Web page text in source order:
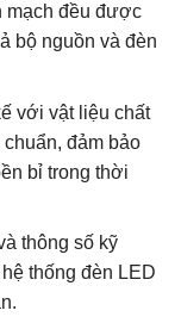
mạch đều được
bộ nguồn và đèn
với vật liệu chất
đảm bảo
bỉ trong thời
thông số kỹ
thống đèn LED